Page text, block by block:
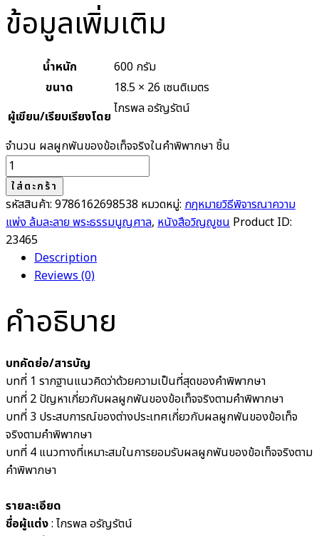
ข้อมูลเพิ่มเติม
น้ำหนัก
600 กรัม
ขนาด
18.5 × 26 เซนติเมตร
ผู้เขียน/เรียบเรียงโดย ไกรพล อรัญรัตน์
จำนวน ผลผูกพันของข้อเท็จจริงในคำพิพากษา ชิ้น
ใส่ตะกร้า
รหัสสินค้า: 9786162698538 หมวดหมู่: กฎหมายวิธีพิจารณาความ
แพ่ง ล้มละลาย พระธรรมนูญศาล, หนังสือวิญญูชน Product ID:
23465
Description
Reviews (0)
คำอธิบาย
บทคัดย่อ/สารบัญ
บทที่ 1 รากฐานแนวคิดว่าด้วยความเป็นที่สุดของคำพิพากษา
บทที่ 2 ปัญหาเกี่ยวกับผลผูกพันของข้อเท็จจริงตามคำพิพากษา
บทที่ 3 ประสบการณ์ของต่างประเทศเกี่ยวกับผลผูกพันของข้อเท็จ
จริงตามคำพิพากษา
บทที่ 4 แนวทางที่เหมาะสมในการยอมรับผลผูกพันของข้อเท็จจริงตาม
คำพิพากษา
รายละเอียด
ชื่อผู้แต่ง: ไกรพล อรัญรัตน์